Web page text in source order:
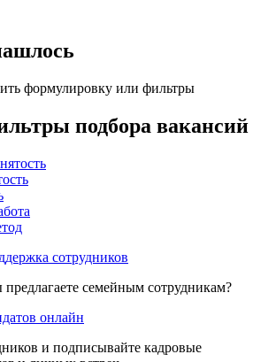
формулировку или фильтры
подбора вакансий
сотрудников
семейным сотрудникам?
онлайн
и подписывайте кадровые